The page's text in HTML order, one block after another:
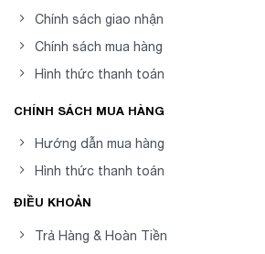
Chính sách giao nhận
Chính sách mua hàng
Hình thức thanh toán
CHÍNH SÁCH MUA HÀNG
Hướng dẫn mua hàng
Hình thức thanh toán
ĐIỀU KHOẢN
Trả Hàng & Hoàn Tiền